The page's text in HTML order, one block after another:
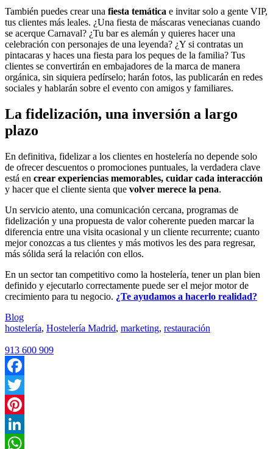
También puedes crear una fiesta temática e invitar solo a gente VIP,
tus clientes más leales. ¿Una fiesta de máscaras venecianas cuando
se acerque Carnaval? ¿Tu bar es alemán y quieres hacer una
celebración con personajes de una leyenda? ¿Y si contratas un
pintacaras y haces una fiesta para los peques de la familia? Tus
clientes se convertirán en embajadores de la marca de manera
orgánica, sin siquiera pedírselo; harán fotos, las publicarán en redes
sociales y hablarán sobre el evento con amigos y familiares.
La fidelización, una inversión a largo
plazo
En definitiva, fidelizar a los clientes en hostelería no depende solo
de ofrecer descuentos o promociones puntuales, la verdadera clave
está en crear experiencias memorables, cuidar cada interacción
y hacer que el cliente sienta que volver merece la pena.
Un servicio atento, una comunicación cercana, programas de
fidelización y una propuesta de valor coherente pueden marcar la
diferencia entre una visita ocasional y un cliente recurrente; cuanto
mejor conozcas a tus clientes y más motivos les des para regresar,
más sólida será la relación con ellos.
En un sector tan competitivo como la hostelería, tener un plan bien
definido y ejecutarlo correctamente puede ser el mejor motor de
crecimiento para tu negocio. ¿Te ayudamos a hacerlo realidad?
Blog
hostelería, Hostelería Madrid, marketing, restauración
913 600 909
Facebook
Twitter
Pinterest
LinkedIn